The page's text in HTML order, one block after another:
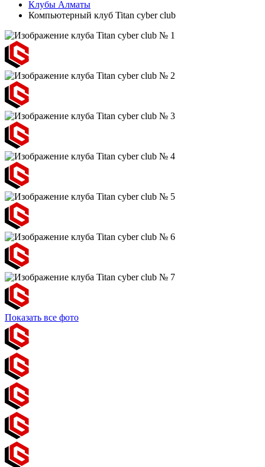
Клубы Алматы
Компьютерный клуб Titan cyber club
Показать все фото